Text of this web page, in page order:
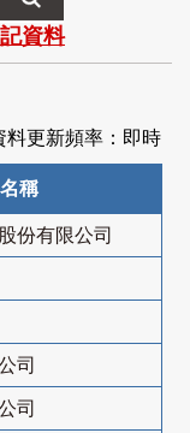
資料
料更新頻率：即時
稱
份有限公司
司
司